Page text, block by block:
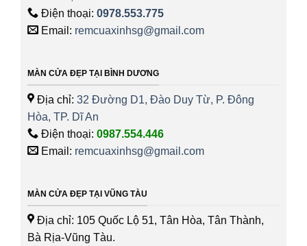
Điện thoại: 0978.553.775
Email: remcuaxinhsg@gmail.com
MÀN CỬA ĐẸP TẠI BÌNH DƯƠNG
Địa chỉ: 32 Đường D1, Đào Duy Từ, P. Đông
Hòa, TP. Dĩ An
Điện thoại: 0987.554.446
Email: remcuaxinhsg@gmail.com
MÀN CỬA ĐẸP TẠI VŨNG TÀU
Địa chỉ: 105 Quốc Lộ 51, Tân Hòa, Tân Thành,
Bà Rịa-Vũng Tàu.